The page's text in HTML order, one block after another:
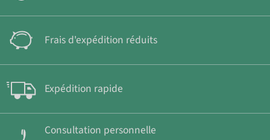
Frais d'expédition réduits
Expédition rapide
Consultation personnelle